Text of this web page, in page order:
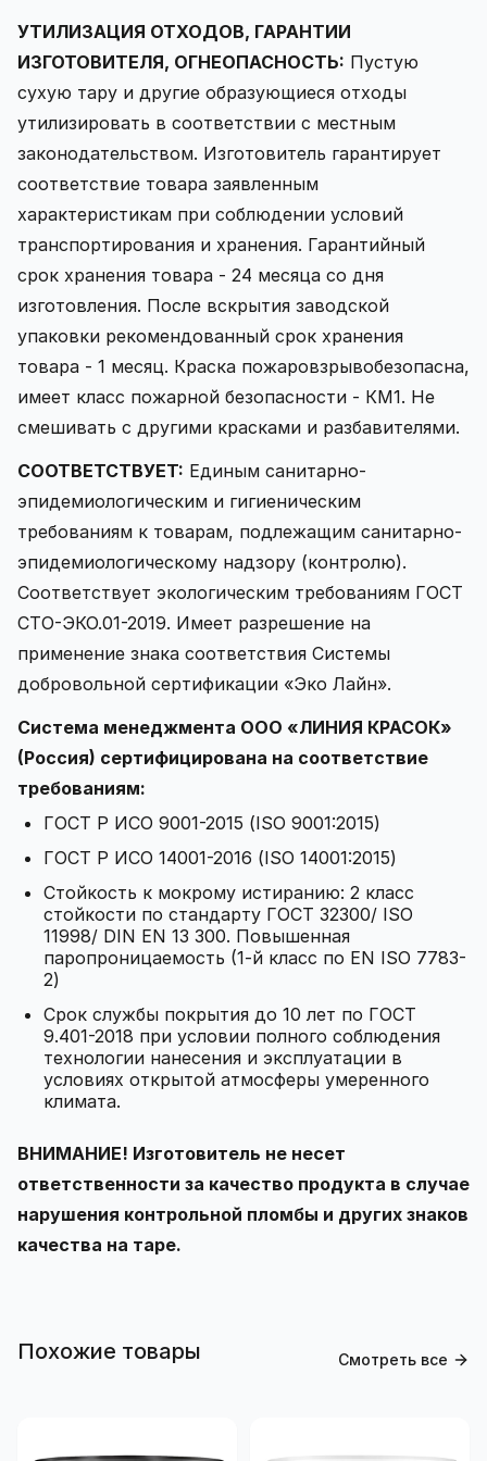
УТИЛИЗАЦИЯ ОТХОДОВ, ГАРАНТИИ
ИЗГОТОВИТЕЛЯ, ОГНЕОПАСНОСТЬ: Пустую
сухую тару и другие образующиеся отходы
утилизировать в соответствии с местным
законодательством. Изготовитель гарантирует
соответствие товара заявленным
характеристикам при соблюдении условий
транспортирования и хранения. Гарантийный
срок хранения товара - 24 месяца со дня
изготовления. После вскрытия заводской
упаковки рекомендованный срок хранения
товара - 1 месяц. Краска пожаровзрывобезопасна,
имеет класс пожарной безопасности - КМ1. Не
смешивать с другими красками и разбавителями.
СООТВЕТСТВУЕТ: Единым санитарно-
эпидемиологическим и гигиеническим
требованиям к товарам, подлежащим санитарно-
эпидемиологическому надзору (контролю).
Соответствует экологическим требованиям ГОСТ
СТО-ЭКО.01-2019. Имеет разрешение на
применение знака соответствия Системы
добровольной сертификации «Эко Лайн».
Система менеджмента ООО «ЛИНИЯ КРАСОК»
(Россия) сертифицирована на соответствие
требованиям:
ГОСТ Р ИСО 9001-2015 (ISO 9001:2015)
ГОСТ Р ИСО 14001-2016 (ISO 14001:2015)
Стойкость к мокрому истиранию: 2 класс
стойкости по стандарту ГОСТ 32300/ ISO
11998/ DIN EN 13 300. Повышенная
паропроницаемость (1-й класс по EN ISO 7783-
2)
Срок службы покрытия до 10 лет по ГОСТ
9.401-2018 при условии полного соблюдения
технологии нанесения и эксплуатации в
условиях открытой атмосферы умеренного
климата.
ВНИМАНИЕ! Изготовитель не несет
ответственности за качество продукта в случае
нарушения контрольной пломбы и других знаков
качества на таре.
Похожие товары Смотреть все